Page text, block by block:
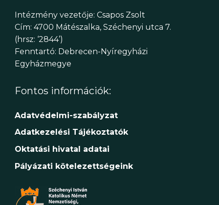
Intézmény vezetője: Csapos Zsolt
Cím: 4700 Mátészalka, Széchenyi utca 7.
(hrsz: ‘2844’)
Fenntartó: Debrecen-Nyíregyházi
Egyházmegye
Fontos információk:
Adatvédelmi-szabályzat
Adatkezelési Tájékoztatók
Oktatási hivatal adatai
Pályázati kötelezettségeink